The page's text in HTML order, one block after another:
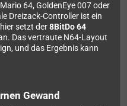
64, GoldenEye 007 oder
Dreizack-Controller ist ein
setzt der8BitDo 64
Das vertraute N64-Layout
und das Ergebnis kann
Gewand